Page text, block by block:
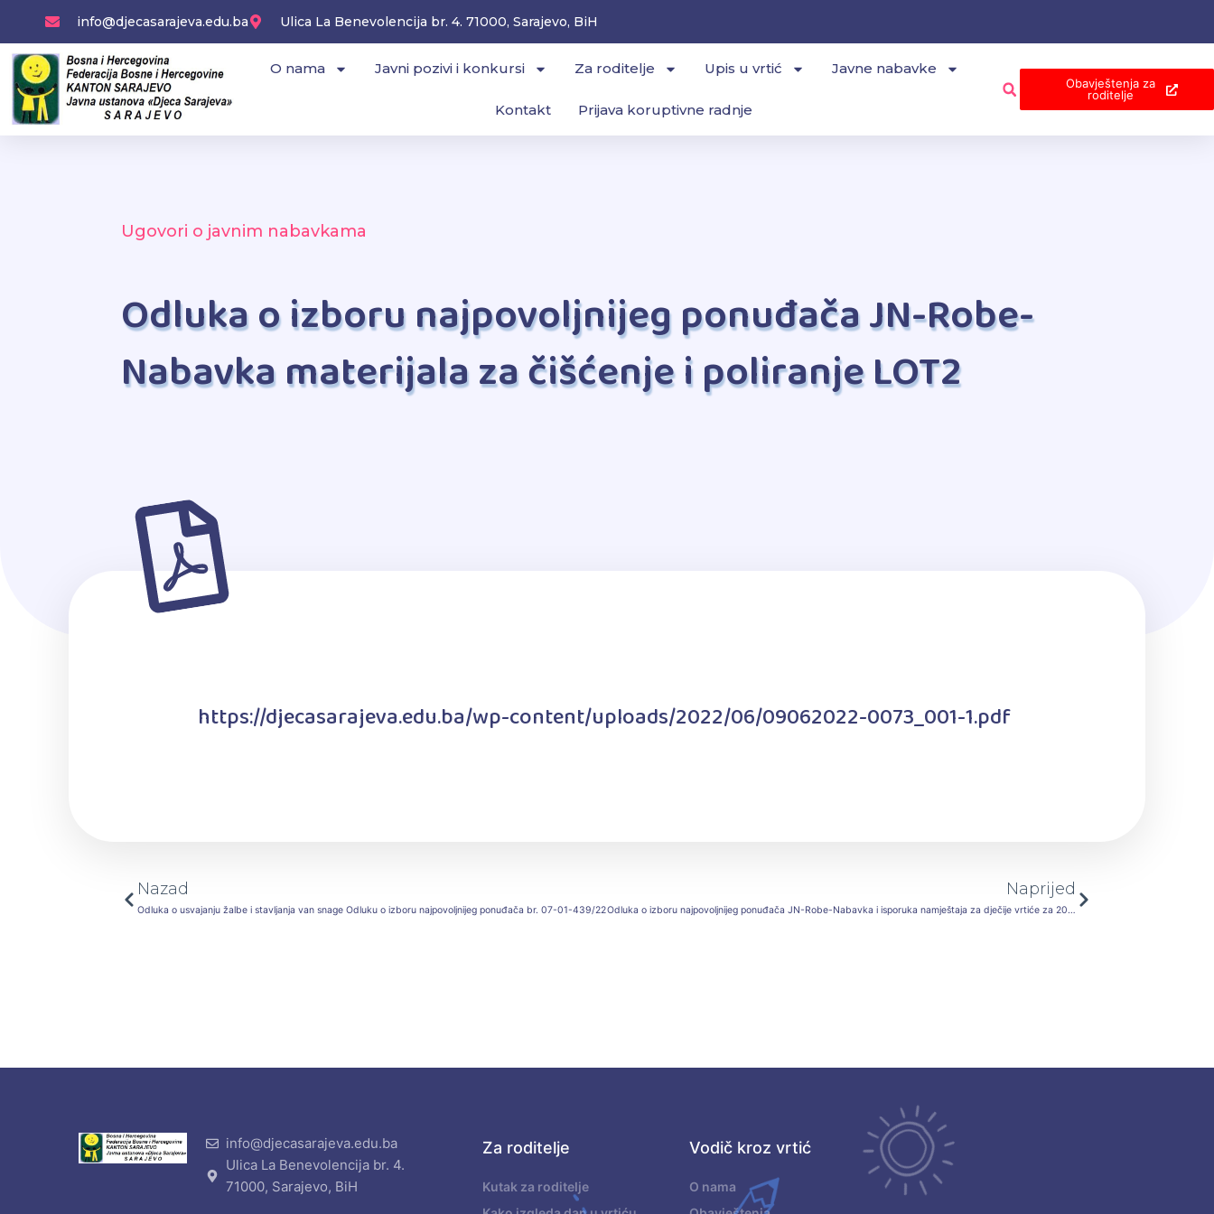
content
info@djecasarajeva.edu.ba Ulica La Benevolencija br. 4. 71000, Sarajevo, BiH
O nama Javni pozivi i konkursi Za roditelje Upis u vrtić Javne nabavke
Kontakt Prijava koruptivne radnje
Obavještenja za
roditelje
Ugovori o javnim nabavkama
Odluka o izboru najpovoljnijeg ponuđača JN-Robe-
Nabavka materijala za čišćenje i poliranje LOT2
https://djecasarajeva.edu.ba/wp-content/uploads/2022/06/09062022-0073_001-1.pdf
Prev
Nazad
Odluka o usvajanju žalbe i stavljanja van snage Odluku o izboru najpovoljnijeg ponuđača br. 07-01-439/22
Naprijed
Odluka o izboru najpovoljnijeg ponuđača JN-Robe-Nabavka i isporuka namještaja za dječije vrtiće za 2022. godinu
Next
info@djecasarajeva.edu.ba
Ulica La Benevolencija br. 4.
71000, Sarajevo, BiH
Za roditelje
Kutak za roditelje
Vodič kroz vrtić
O nama